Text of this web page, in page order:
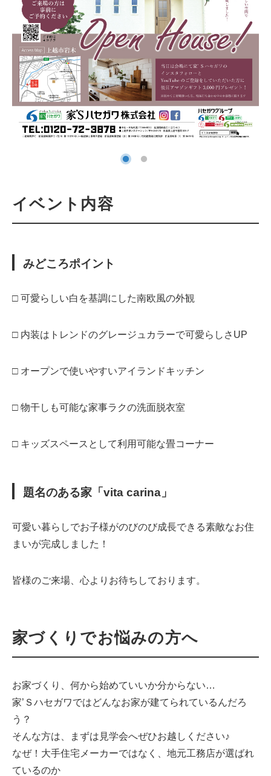
イベント内容
みどころポイント
□ 可愛らしい白を基調にした南欧風の外観
□ 内装はトレンドのグレージュカラーで可愛らしさUP
□ オープンで使いやすいアイランドキッチン
□ 物干しも可能な家事ラクの洗面脱衣室
□ キッズスペースとして利用可能な畳コーナー
題名のある家「vita carina」
可愛い暮らしでお子様がのびのび成長できる素敵なお住
まいが完成しました！
皆様のご来場、心よりお待ちしております。
家づくりでお悩みの方へ
お家づくり、何から始めていいか分からない…
家’Ｓハセガワではどんなお家が建てられているんだろ
う？
そんな方は、まずは見学会へぜひお越しください♪
なぜ！大手住宅メーカーではなく、地元工務店が選ばれ
ているのか